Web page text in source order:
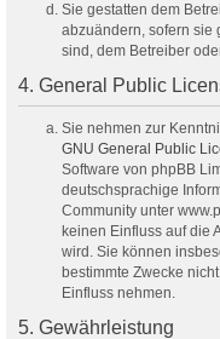
Sie gestatten dem
abzuändern, sofern sie
sind, dem Betreiber
4. General Public
Sie nehmen zur
GNU General Public
Software von phpBB
deutschsprachige
Community unter
keinen Einfluss auf die
wird. Sie können
bestimmte Zwecke
Einfluss nehmen.
5. Gewährleistung